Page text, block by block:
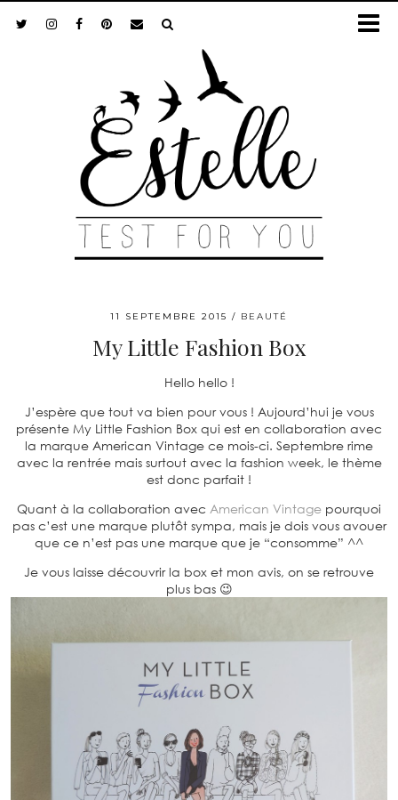
11 SEPTEMBRE 2015 BEAUTÉ
My Little Fashion Box
Hello hello !
J’espère que tout va bien pour vous ! Aujourd’hui je vous
présente My Little Fashion Box qui est en collaboration avec
la marque American Vintage ce mois-ci. Septembre rime
avec la rentrée mais surtout avec la fashion week, le thème
est donc parfait !
Quant à la collaboration avec American Vintage pourquoi
pas c’est une marque plutôt sympa, mais je dois vous avouer
que ce n’est pas une marque que je “consomme” ^^
Je vous laisse découvrir la box et mon avis, on se retrouve
plus bas 😉